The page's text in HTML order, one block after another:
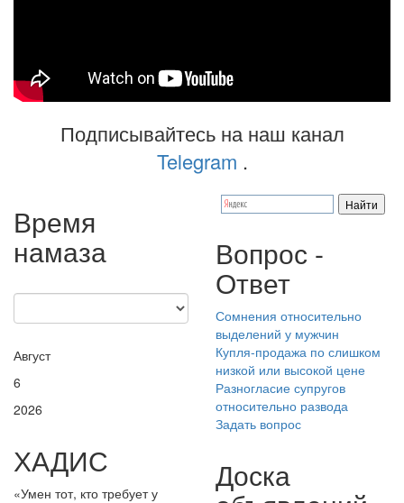
Подписывайтесь на наш канал
Telegram .
Время
намаза
Август
6
2026
ХАДИС
«Умен тот, кто требует у
Вопрос -
Ответ
Сомнения относительно
выделений у мужчин
Купля-продажа по слишком
низкой или высокой цене
Разногласие супругов
относительно развода
Задать вопрос
Доска